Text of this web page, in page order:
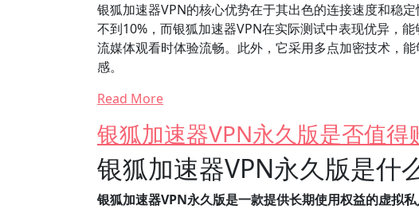
银狐加速器VPN的核心优势在于其出色的连接速度和稳
不到10%，而银狐加速器VPN在实际测试中表现优异，
流媒体观看时体验流畅。此外，它采用多点加密技术，
感。
Read More
银狐加速器VPN永久版是否值得
银狐加速器VPN永久版是什
银狐加速器VPN永久版是一款提供长期使用权益的虚拟